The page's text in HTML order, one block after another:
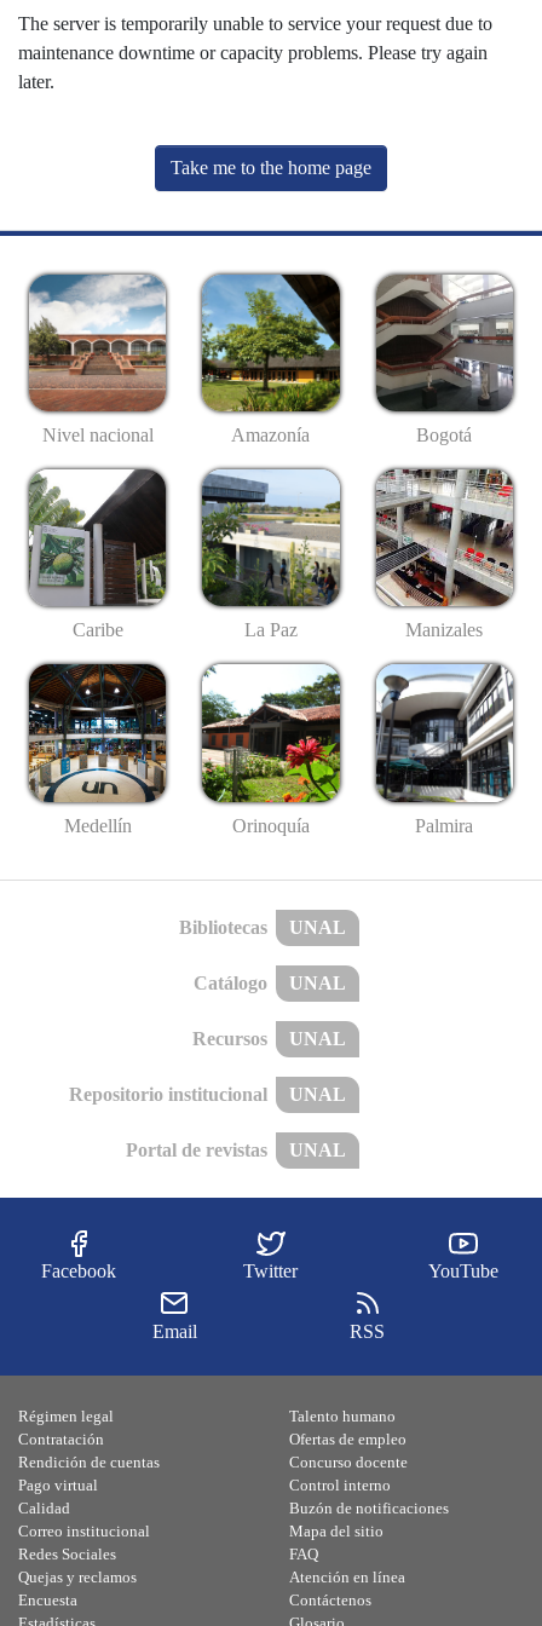
The server is temporarily unable to service your request due to
maintenance downtime or capacity problems. Please try again
later.
Take me to the home page
Nivel nacional Amazonía Bogotá
Caribe La Paz Manizales
Medellín Orinoquía Palmira
Bibliotecas UNAL
Catálogo UNAL
Recursos UNAL
Repositorio institucional UNAL
Portal de revistas UNAL
Facebook Twitter YouTube
Email RSS
Régimen legal
Contratación
Rendición de cuentas
Pago virtual
Calidad
Talento humano
Ofertas de empleo
Concurso docente
Control interno
Buzón de notificaciones
Correo institucional
Redes Sociales
Quejas y reclamos
Encuesta
Mapa del sitio
FAQ
Atención en línea
Contáctenos